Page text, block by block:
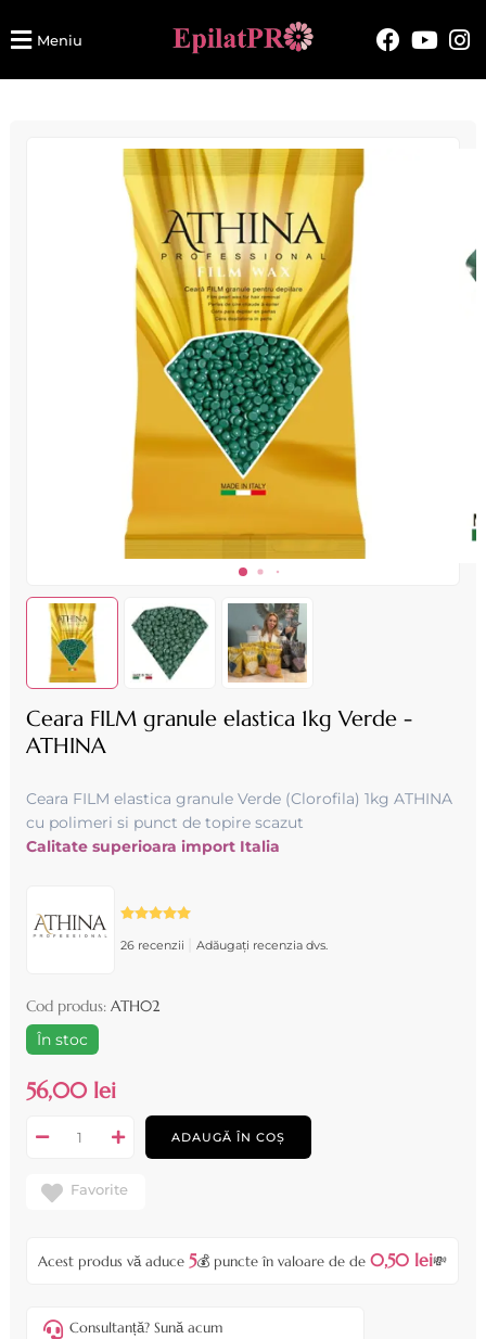
Meniu
Ceara FILM granule elastica 1kg Verde -
ATHINA
Ceara FILM elastica granule Verde (Clorofila) 1kg ATHINA
cu polimeri si punct de topire scazut
Calitate superioara import Italia
26 recenzii Adăugați recenzia dvs.
Cod produs: ATH02
În stoc
56,00 lei
ADAUGĂ ÎN COȘ
Favorite
Acest produs vă aduce 5💰 puncte în valoare de de 0,50 lei💸
Consultanță? Sună acum